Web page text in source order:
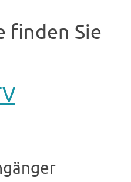
finden Sie